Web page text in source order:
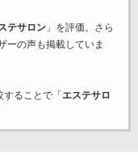
テサロン」を評価。さら
ーの声も掲載していま
ることで「 エステサロ